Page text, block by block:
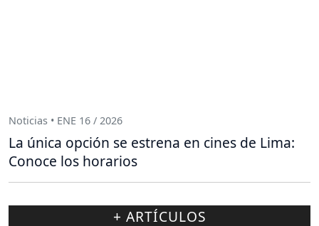
Noticias • ENE 16 / 2026
La única opción se estrena en cines de Lima:
Conoce los horarios
+ ARTÍCULOS